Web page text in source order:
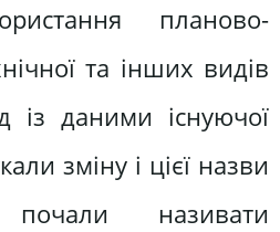
планово-
та інших видів
із даними існуючої
зміну і цієї назви
називати